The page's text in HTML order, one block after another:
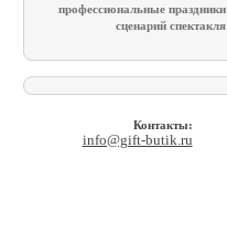
профессиональные праздники
сценарий спектакля
Контакты:
info@gift-butik.ru